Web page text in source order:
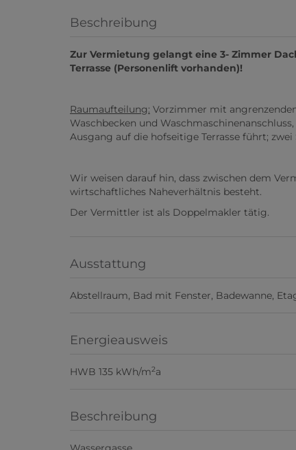
Beschreibung
Zur Vermietung gelangt eine 3- Zimmer
Terrasse (Personenlift vorhanden)!
Raumaufteilung: Vorzimmer mit
Waschbecken und
Ausgang auf die hofseitige Terrasse führt;
Wir weisen darauf hin, dass zwischen dem
wirtschaftliches Naheverhältnis besteht.
Der Vermittler ist als Doppelmakler tätig.
Ausstattung
Abstellraum Bad mit Fenster Badewanne
Energieausweis
HWB 135 kWh/m2a
Beschreibung